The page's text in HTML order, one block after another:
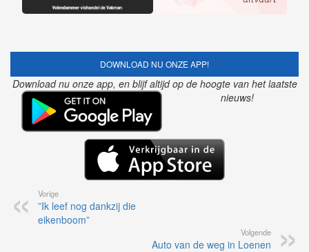
DOWNLOAD NU ONZE APP!
Download nu onze app, en blijf altijd op de hoogte van het laatste
nieuws!
Vorige
”Ik leef nog dankzij die
eikenboom”
Volgende
Auto van de weg in Loenen